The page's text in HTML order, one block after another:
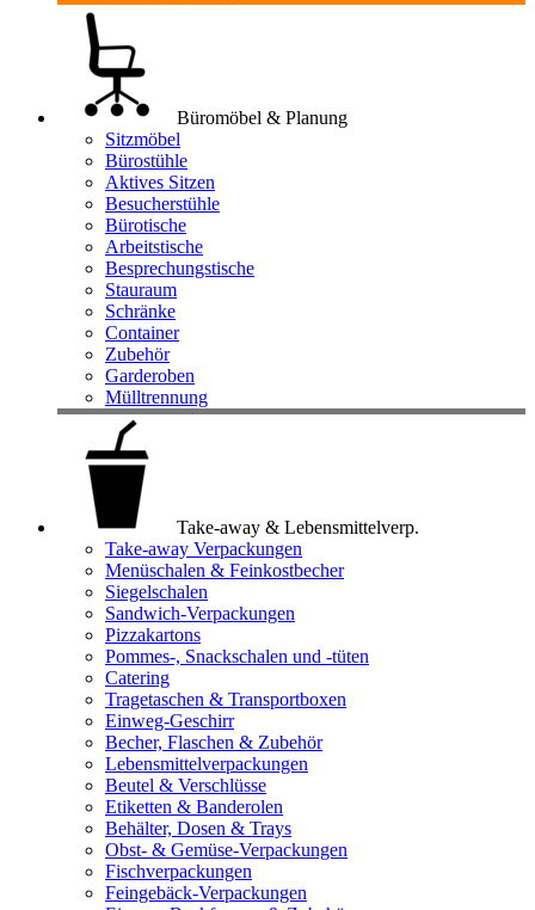
Büromöbel & Planung
Sitzmöbel
Bürostühle
Aktives Sitzen
Besucherstühle
Bürotische
Arbeitstische
Besprechungstische
Stauraum
Schränke
Container
Zubehör
Garderoben
Mülltrennung
Take-away & Lebensmittelverp.
Take-away Verpackungen
Menüschalen & Feinkostbecher
Siegelschalen
Sandwich-Verpackungen
Pizzakartons
Pommes-, Snackschalen und -tüten
Catering
Tragetaschen & Transportboxen
Einweg-Geschirr
Becher, Flaschen & Zubehör
Lebensmittelverpackungen
Beutel & Verschlüsse
Etiketten & Banderolen
Behälter, Dosen & Trays
Obst- & Gemüse-Verpackungen
Fischverpackungen
Feingebäck-Verpackungen